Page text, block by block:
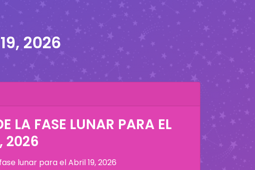
2026
LA FASE LUNAR PARA EL
2026
lunar para elAbril 19, 2026